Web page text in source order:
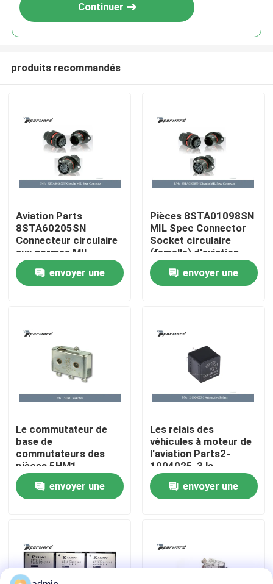
À la maison
Produits
À propos de nous
Visite de l'usine
Contrôle de la qualité
Nous contacter
Nouvelles
Pièces d'aviation
Continuer
produits recommandés
Aviation Parts
8STA60205SN
Connecteur circulaire
aux normes MIL
(femelle)
envoyer une
Pièces 8STA01098SN
MIL Spec Connector
Socket circulaire
(femelle) d'aviation
envoyer une
Le commutateur de
base de
commutateurs des
pièces 5HM1
d'aviation
fonctionnent DESSUS
- (), - (DESSUS)
envoyer une
Les relais des
véhicules à moteur de
l'aviation Parts2-
1904025-3 la
résistance de bobine
255 ohmsenvoyer une